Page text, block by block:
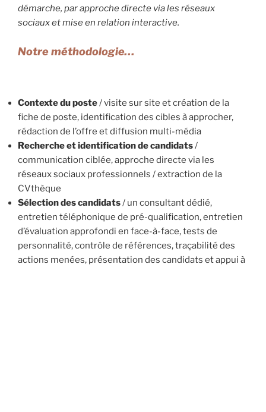
démarche, par approche directe via les réseaux
sociaux et mise en relation interactive.
Notre méthodologie…
Contexte du poste/ visite sur site et création de la
fiche de poste, identification des cibles à approcher,
rédaction de l’offre et diffusion multi-média
Recherche et identification de candidats/
communication ciblée, approche directe via les
réseaux sociaux professionnels / extraction de la
CVthèque
Sélection des candidats/ un consultant dédié,
entretien téléphonique de pré-qualification, entretien
d’évaluation approfondi en face-à-face, tests de
personnalité, contrôle de références, traçabilité des
actions menées, présentation des candidats et appui à